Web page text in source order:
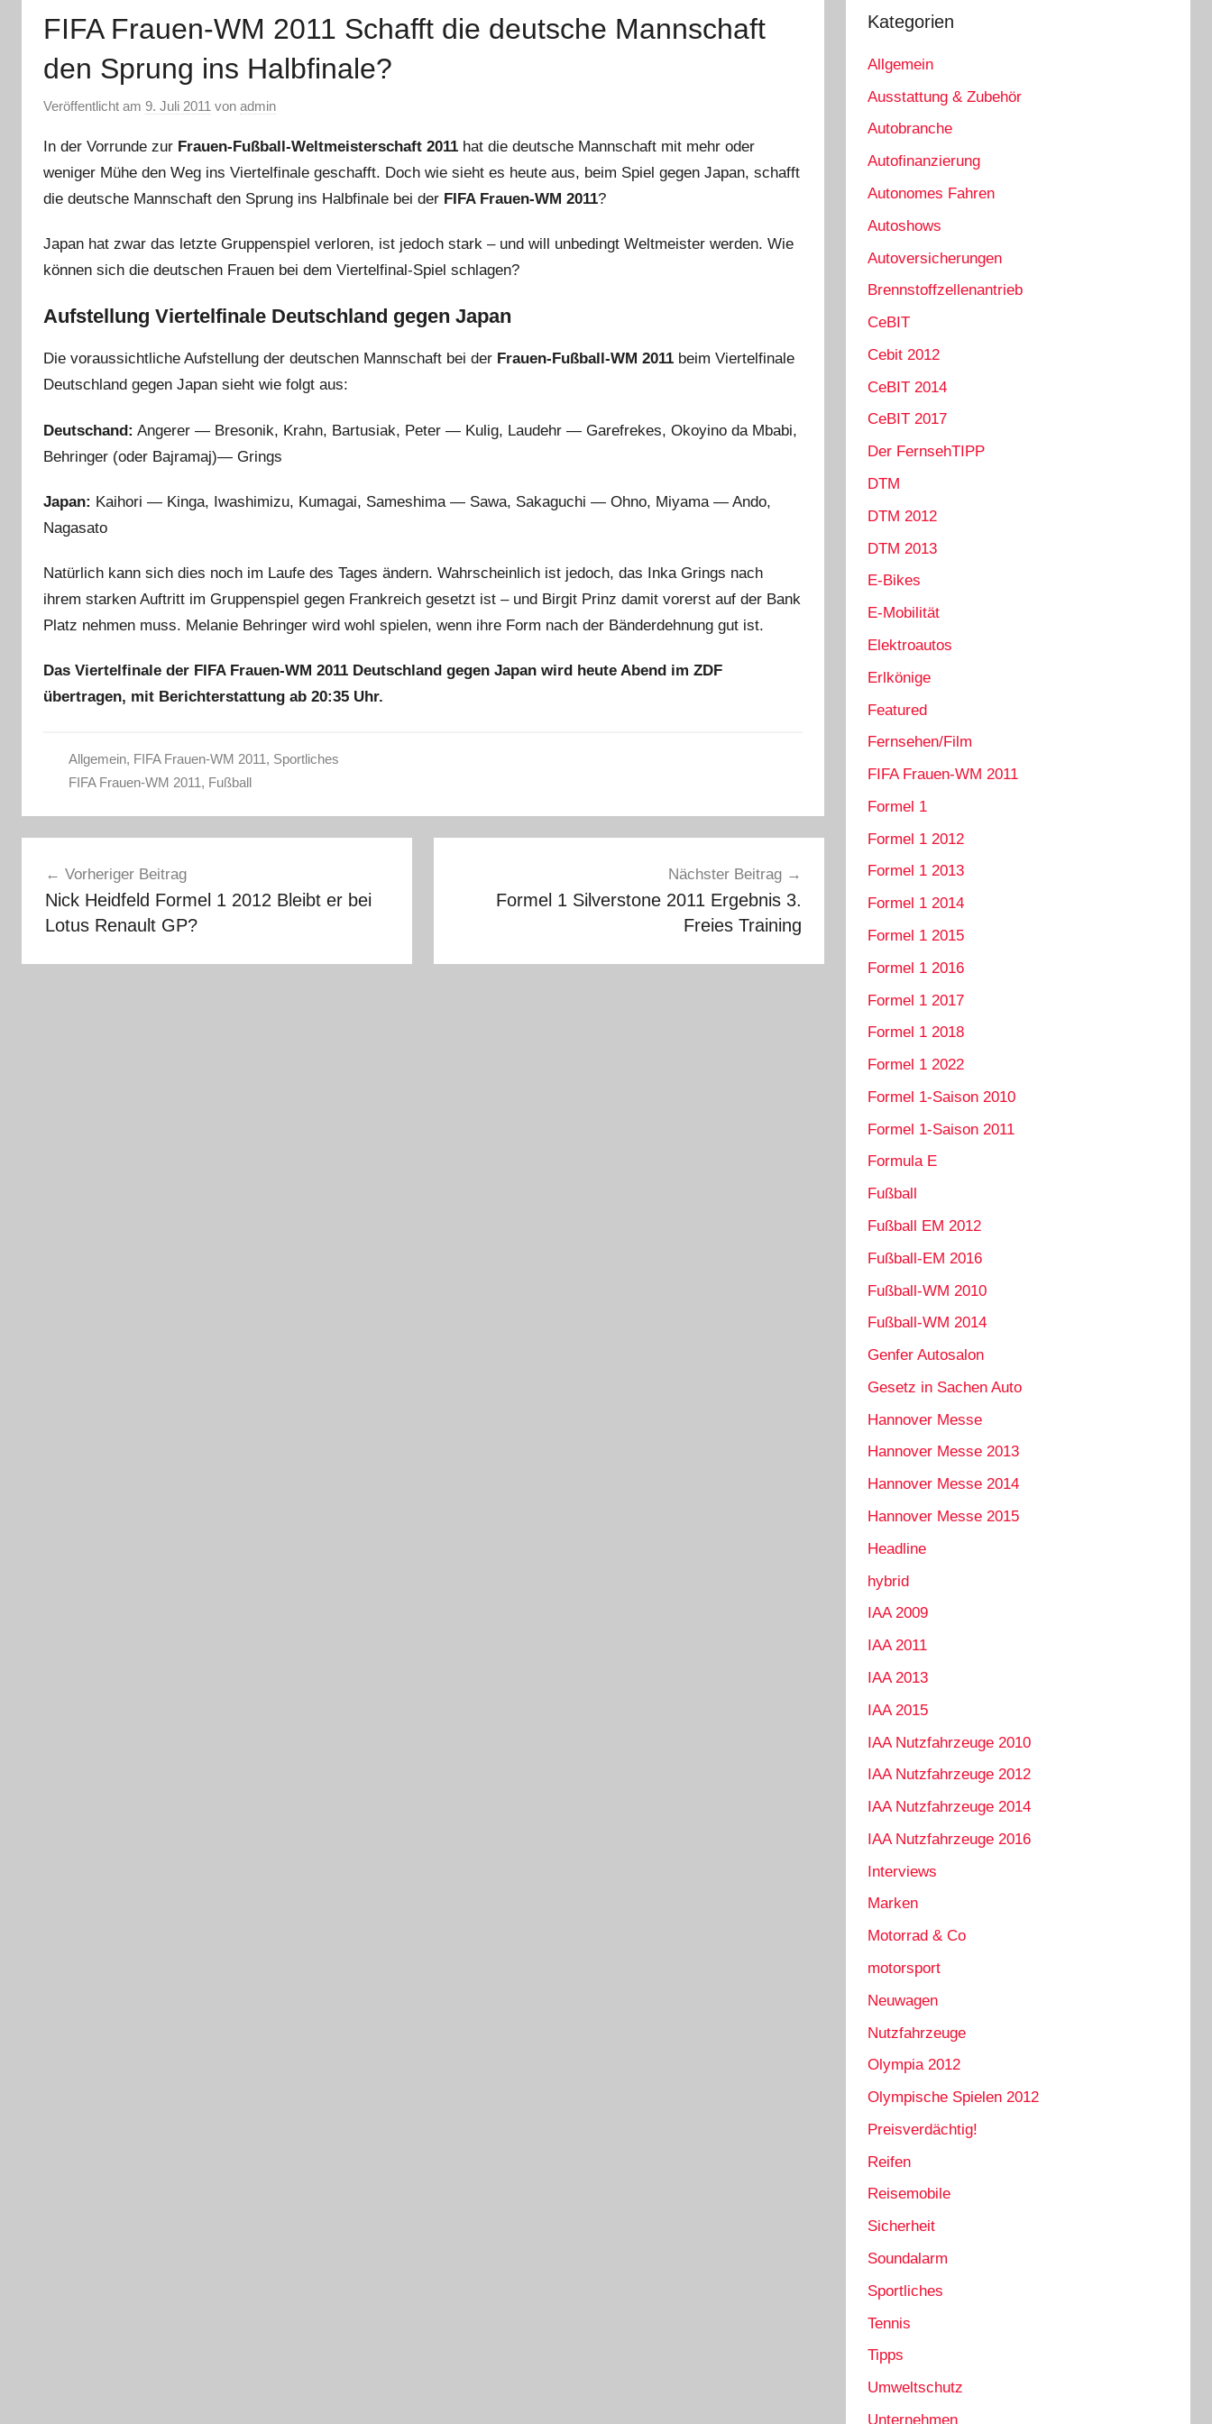
FIFA Frauen-WM 2011 Schafft die deutsche Mannschaft
den Sprung ins Halbfinale?
Veröffentlicht am 9. Juli 2011 von admin
In der Vorrunde zur Frauen-Fußball-Weltmeisterschaft 2011 hat die deutsche Mannschaft mit mehr oder
weniger Mühe den Weg ins Viertelfinale geschafft. Doch wie sieht es heute aus, beim Spiel gegen Japan, schafft
die deutsche Mannschaft den Sprung ins Halbfinale bei der FIFA Frauen-WM 2011?
Japan hat zwar das letzte Gruppenspiel verloren, ist jedoch stark – und will unbedingt Weltmeister werden. Wie
können sich die deutschen Frauen bei dem Viertelfinal-Spiel schlagen?
Aufstellung Viertelfinale Deutschland gegen Japan
Die voraussichtliche Aufstellung der deutschen Mannschaft bei der Frauen-Fußball-WM 2011 beim Viertelfinale
Deutschland gegen Japan sieht wie folgt aus:
Deutschand: Angerer — Bresonik, Krahn, Bartusiak, Peter — Kulig, Laudehr — Garefrekes, Okoyino da Mbabi,
Behringer (oder Bajramaj)— Grings
Japan: Kaihori — Kinga, Iwashimizu, Kumagai, Sameshima — Sawa, Sakaguchi — Ohno, Miyama — Ando,
Nagasato
Natürlich kann sich dies noch im Laufe des Tages ändern. Wahrscheinlich ist jedoch, das Inka Grings nach
ihrem starken Auftritt im Gruppenspiel gegen Frankreich gesetzt ist – und Birgit Prinz damit vorerst auf der Bank
Platz nehmen muss. Melanie Behringer wird wohl spielen, wenn ihre Form nach der Bänderdehnung gut ist.
Das Viertelfinale der FIFA Frauen-WM 2011 Deutschland gegen Japan wird heute Abend im ZDF
übertragen, mit Berichterstattung ab 20:35 Uhr.
Allgemein, FIFA Frauen-WM 2011, Sportliches
FIFA Frauen-WM 2011, Fußball
Vorheriger Beitrag
Nick Heidfeld Formel 1 2012 Bleibt er bei
Lotus Renault GP?
Nächster Beitrag
Formel 1 Silverstone 2011 Ergebnis 3.
Freies Training
Kategorien
Allgemein
Ausstattung & Zubehör
Autobranche
Autofinanzierung
Autonomes Fahren
Autoshows
Autoversicherungen
Brennstoffzellenantrieb
CeBIT
Cebit 2012
CeBIT 2014
CeBIT 2017
Der FernsehTIPP
DTM
DTM 2012
DTM 2013
E-Bikes
E-Mobilität
Elektroautos
Erlkönige
Featured
Fernsehen/Film
FIFA Frauen-WM 2011
Formel 1
Formel 1 2012
Formel 1 2013
Formel 1 2014
Formel 1 2015
Formel 1 2016
Formel 1 2017
Formel 1 2018
Formel 1 2022
Formel 1-Saison 2010
Formel 1-Saison 2011
Formula E
Fußball
Fußball EM 2012
Fußball-EM 2016
Fußball-WM 2010
Fußball-WM 2014
Genfer Autosalon
Gesetz in Sachen Auto
Hannover Messe
Hannover Messe 2013
Hannover Messe 2014
Hannover Messe 2015
Headline
hybrid
IAA 2009
IAA 2011
IAA 2013
IAA 2015
IAA Nutzfahrzeuge 2010
IAA Nutzfahrzeuge 2012
IAA Nutzfahrzeuge 2014
IAA Nutzfahrzeuge 2016
Interviews
Marken
Motorrad & Co
motorsport
Neuwagen
Nutzfahrzeuge
Olympia 2012
Olympische Spielen 2012
Preisverdächtig!
Reifen
Reisemobile
Sicherheit
Soundalarm
Sportliches
Tennis
Tipps
Umweltschutz
Unternehmen